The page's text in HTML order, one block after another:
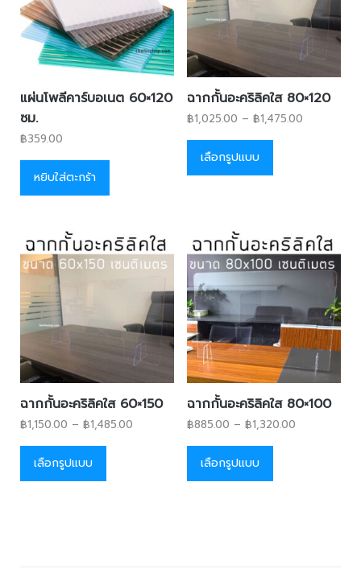
แผ่นโพลีคาร์บอเนต 60×120
ซม.
฿359.00
หยิบใส่ตะกร้า
ฉากกั้นอะคริลิคใส 80×120
฿1,025.00 – ฿1,475.00
เลือกรูปแบบ
ฉากกั้นอะคริลิคใส 60×150
฿1,150.00 – ฿1,485.00
เลือกรูปแบบ
ฉากกั้นอะคริลิคใส 80×100
฿885.00 – ฿1,320.00
เลือกรูปแบบ